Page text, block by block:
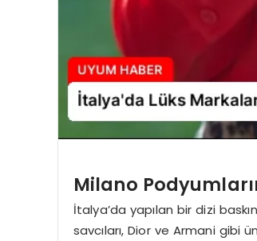
Milano
İtalya’da yapılan bir dizi
savcıları, Dior ve Armani